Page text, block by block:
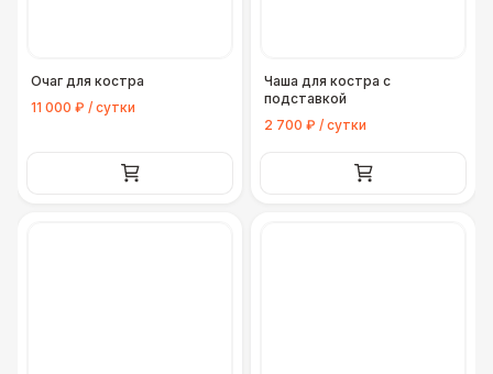
Очаг для костра
11 000 ₽ / сутки
Чаша для костра с
подставкой
2 700 ₽ / сутки